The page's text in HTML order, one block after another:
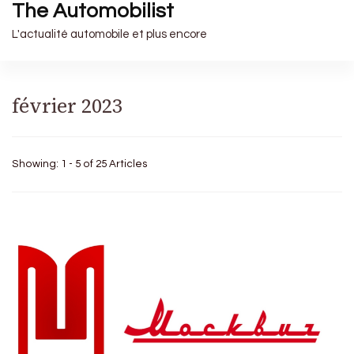
The Automobilist
L'actualité automobile et plus encore
février 2023
Showing: 1 - 5 of 25 Articles